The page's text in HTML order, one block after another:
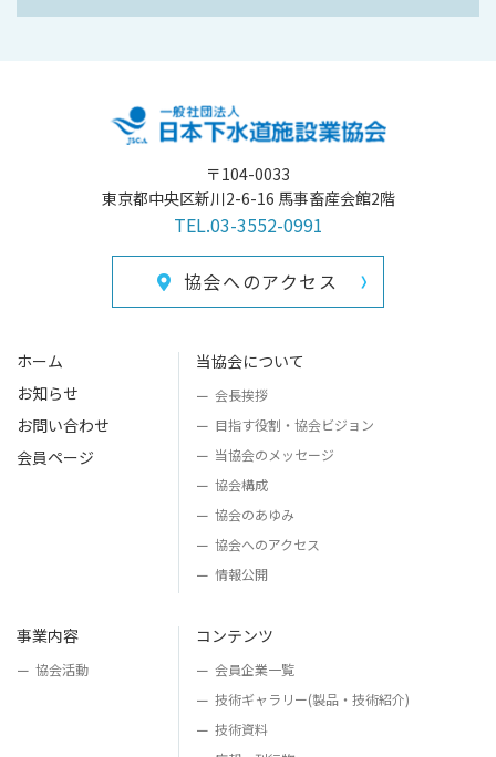
〒104-0033
東京都中央区新川2-6-16 馬事畜産会館2階
TEL.03-3552-0991
協会へのアクセス
ホーム
お知らせ
お問い合わせ
会員ページ
当協会について
会長挨拶
目指す役割・協会ビジョン
当協会のメッセージ
協会構成
協会のあゆみ
協会へのアクセス
情報公開
事業内容
協会活動
コンテンツ
会員企業一覧
技術ギャラリー(製品・技術紹介)
技術資料